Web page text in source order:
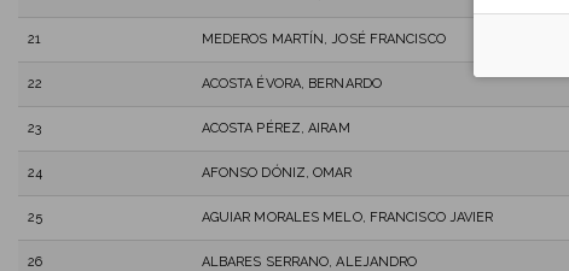
21 MEDEROS MARTÍN, JOSÉ FRANCISCO
22 ACOSTA ÉVORA, BERNARDO
23 ACOSTA PÉREZ, AIRAM
24 AFONSO DÓNIZ, OMAR
25 AGUIAR MORALES MELO, FRANCISCO JAVIER
26 ALBARES SERRANO, ALEJANDRO